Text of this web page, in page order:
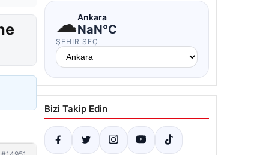
☁Ankara
NaN°C
ŞEHIR SEÇ
Bizi Takip Edin